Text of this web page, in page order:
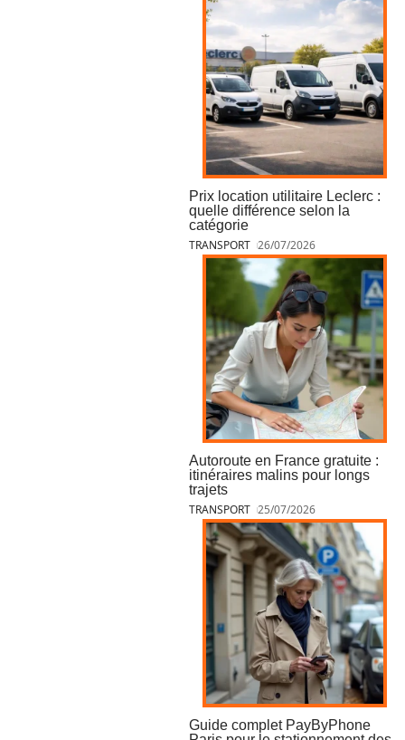
Prix location utilitaire Leclerc :
quelle différence selon la
catégorie
TRANSPORT 26/07/2026
Autoroute en France gratuite :
itinéraires malins pour longs
trajets
TRANSPORT 25/07/2026
Guide complet PayByPhone